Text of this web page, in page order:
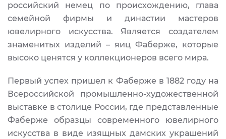
российский немец по происхождению, глава
семейной фирмы и династии мастеров
ювелирного искусства. Является создателем
знаменитых изделий – яиц Фаберже, которые
высоко ценятся у коллекционеров всего мира.
Первый успех пришел к Фаберже в 1882 году на
Всероссийской промышленно-художественной
выставке в столице России, где представленные
Фаберже образцы современного ювелирного
искусства в виде изящных дамских украшений